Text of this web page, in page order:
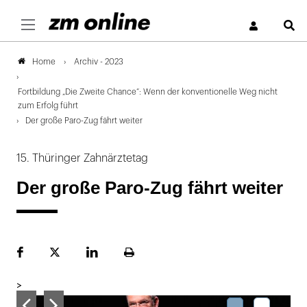
Home Archiv - 2023
Fortbildung „Die Zweite Chance“: Wenn der konventionelle Weg nicht
zum Erfolg führt
Der große Paro-Zug fährt weiter
15. Thüringer Zahnärztetag
Der große Paro-Zug fährt weiter
FacebookPlattformLinekdInSeite
>